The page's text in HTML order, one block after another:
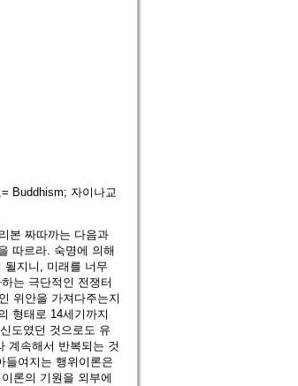
Buddhism; 자이나교
본 짜따까는 다음과
따르라. 숙명에 의해
될지니, 미래를 너무
는 극단적인 전쟁터
위안을 가져다주는지
형태로 14세기까지
도였던 것으로도 유
계속해서 반복되는 것
들여지는 행위이론은
론의 기원을 외부에